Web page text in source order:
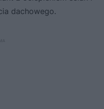
dachowego.